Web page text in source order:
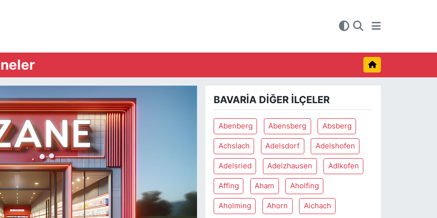
BAVARIA DIĞER İLÇELER
Abenberg Abensberg Absberg
Achslach Adelsdorf Adelshofen
Adelsried Adelzhausen Adlkofen
Affing Aham Aholfing
Aholming Ahorn Aichach